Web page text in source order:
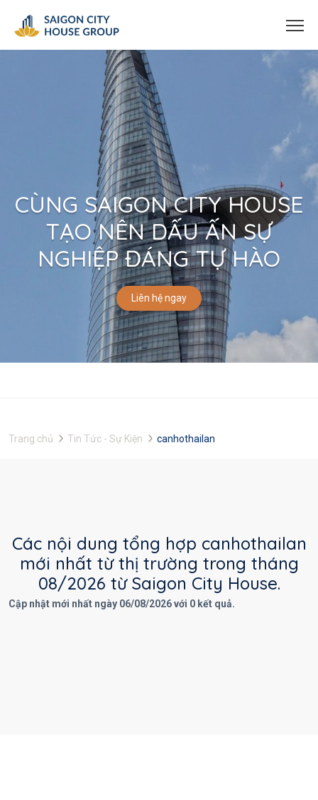
CÙNG SAIGON CITY HOUSE
TẠO NÊN DẤU ẤN SỰ
NGHIỆP ĐÁNG TỰ HÀO
Liên hệ ngay
Trang chủ Tin Tức - Sự Kiện canhothailan
Các nội dung tổng hợp canhothailan
mới nhất từ thị trường trong tháng
08/2026 từ Saigon City House.
Cập nhật mới nhất ngày 06/08/2026 với 0 kết quả.